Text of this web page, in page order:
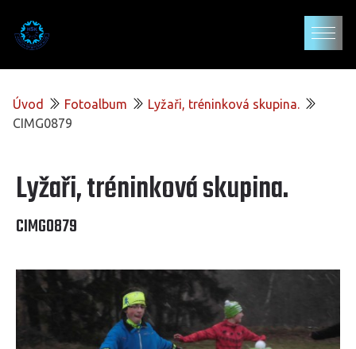
Úvod Fotoalbum
Lyžaři, tréninková skupina.
CIMG0879
Lyžaři, tréninková skupina.
CIMG0879